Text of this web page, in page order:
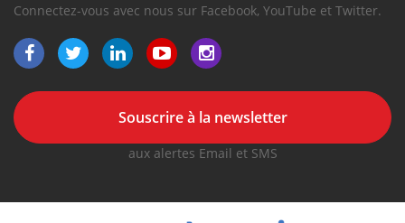
Connectez-vous avec nous sur Facebook, YouTube et Twitter.
Souscrire à la newsletter
aux alertes Email et SMS